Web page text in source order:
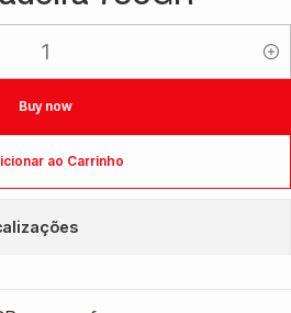
ao Carrinho
Buy now